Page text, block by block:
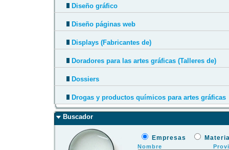
Diseño gráfico
Diseño páginas web
Displays (Fabricantes de)
Doradores para las artes gráficas (Talleres de)
Dossiers
Drogas y productos químicos para artes gráficas
Buscador
Empresas
Nombre